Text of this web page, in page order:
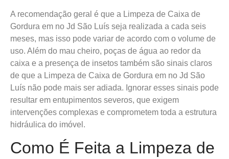
A recomendação geral é que a Limpeza de Caixa de
Gordura em no Jd São Luís seja realizada a cada seis
meses, mas isso pode variar de acordo com o volume de
uso. Além do mau cheiro, poças de água ao redor da
caixa e a presença de insetos também são sinais claros
de que a Limpeza de Caixa de Gordura em no Jd São
Luís não pode mais ser adiada. Ignorar esses sinais pode
resultar em entupimentos severos, que exigem
intervenções complexas e comprometem toda a estrutura
hidráulica do imóvel.
Como É Feita a Limpeza de